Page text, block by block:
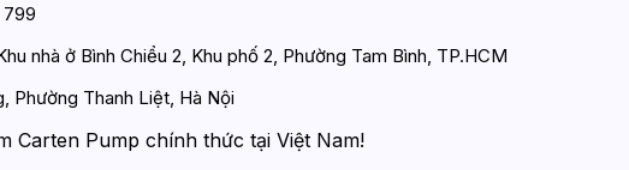
799
nhà ở Bình Chiểu 2, Khu phố 2, Phường Tam Bình, TP.HCM
Phường Thanh Liệt, Hà Nội
Carten Pump chính thức tại Việt Nam!